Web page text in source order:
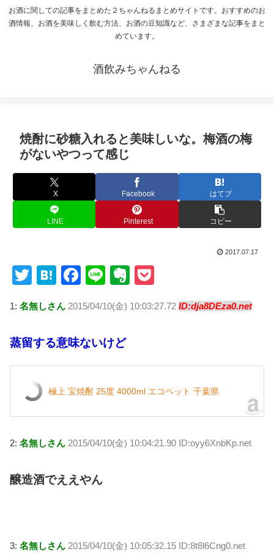
お酒に関しての記事をまとめた２ちゃんねるまとめサイトです。おすすめのお
酒情報、お酒を美味しく飲む方法、お酒の豆知識など、さまざまな記事をまと
めています。
酒飲みちゃんねる
焼酎に砂糖入れると美味しいな。梅酒の梅
がないやつって感じ
X Facebook はてブ
LINE Pinterest コピー
2017.07.17
T
tt
er
H
e
n
a
F
c
e
b
o
o
k
Li
e
E
er
e
ck
1: 名無しさん 2015/04/10(金) 10:03:27.72 ID:dja8DEza0.net
蒸留する意味ないけど
極上 宝焼酎 25度 4000ml エコペット 千葉県
2: 名無しさん 2015/04/10(金) 10:04:21.90 ID:oyy6XnbKp.net
醸造酒でええやん
3: 名無しさん 2015/04/10(金) 10:05:32.15 ID:8t8l6Cng0.net